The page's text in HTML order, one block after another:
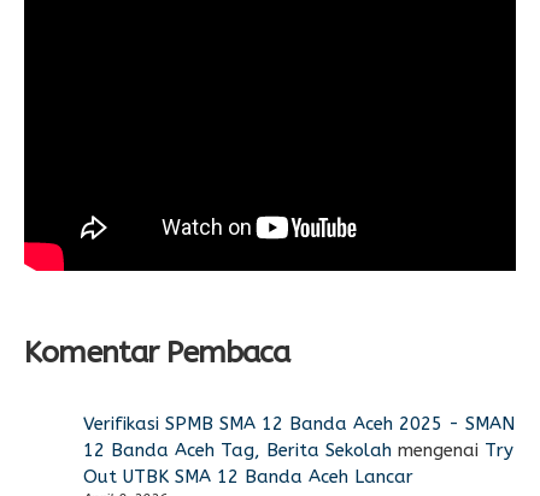
Komentar Pembaca
Verifikasi SPMB SMA 12 Banda Aceh 2025 - SMAN
12 Banda Aceh Tag, Berita Sekolahmengenai Try
Out UTBK SMA 12 Banda Aceh Lancar